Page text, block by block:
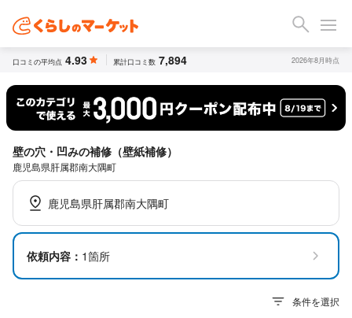
口コミの平均点 4.93 累計口コミ数 7,894 2026年8月時点
壁の穴・凹みの補修（壁紙補修）
鹿児島県肝属郡南大隅町
鹿児島県肝属郡南大隅町
依頼内容： 1箇所
条件を選択